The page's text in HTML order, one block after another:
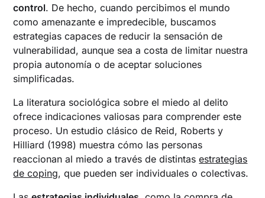
control. De hecho, cuando percibimos el mundo
como amenazante e impredecible, buscamos
estrategias capaces de reducir la sensación de
vulnerabilidad, aunque sea a costa de limitar nuestra
propia autonomía o de aceptar soluciones
simplificadas.
La literatura sociológica sobre el miedo al delito
ofrece indicaciones valiosas para comprender este
proceso. Un estudio clásico de Reid, Roberts y
Hilliard (1998) muestra cómo las personas
reaccionan al miedo a través de distintasestrategias
de coping, que pueden ser individuales o colectivas.